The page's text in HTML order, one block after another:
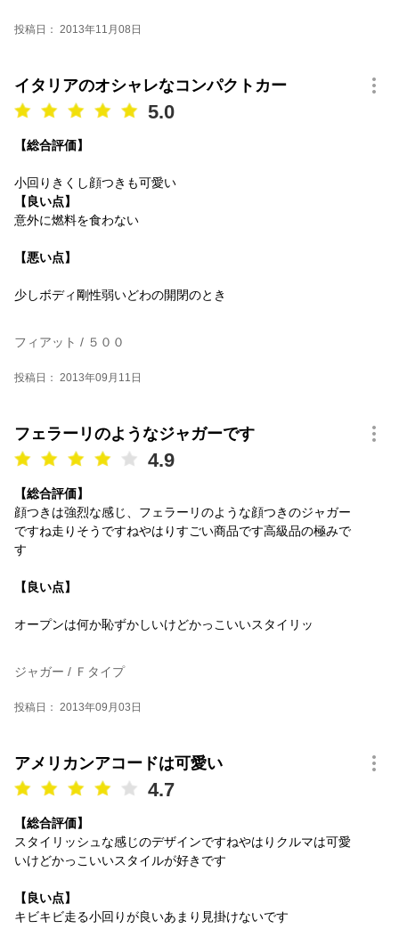
投稿日： 2013年11月08日
イタリアのオシャレなコンパクトカー
5.0
【総合評価】
小回りきくし顔つきも可愛い
【良い点】
意外に燃料を食わない
【悪い点】
少しボディ剛性弱いどわの開閉のとき
フィアット / ５００
投稿日： 2013年09月11日
フェラーリのようなジャガーです
4.9
【総合評価】
顔つきは強烈な感じ、フェラーリのような顔つきのジャガー
ですね走りそうですねやはりすごい商品です高級品の極みで
す
【良い点】
オープンは何か恥ずかしいけどかっこいいスタイリッ
ジャガー / Ｆタイプ
投稿日： 2013年09月03日
アメリカンアコードは可愛い
4.7
【総合評価】
スタイリッシュな感じのデザインですねやはりクルマは可愛
いけどかっこいいスタイルが好きです
【良い点】
キビキビ走る小回りが良いあまり見掛けないです